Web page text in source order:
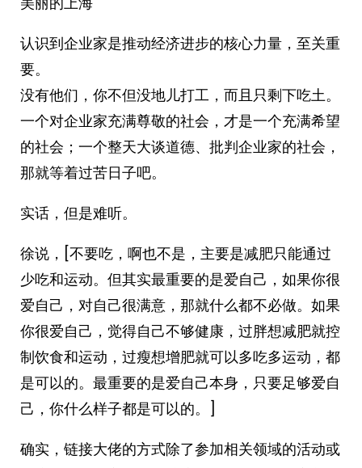
认识到企业家是推动经济进步的核心力量，至关重
要。
没有他们，你不但没地儿打工，而且只剩下吃土。
一个对企业家充满尊敬的社会，才是一个充满希望
的社会；一个整天大谈道德、批判企业家的社会，
那就等着过苦日子吧。 ​​​
实话，但是难听。
徐说，[不要吃，啊也不是，主要是减肥只能通过
少吃和运动。但其实最重要的是爱自己，如果你很
爱自己，对自己很满意，那就什么都不必做。如果
你很爱自己，觉得自己不够健康，过胖想减肥就控
制饮食和运动，过瘦想增肥就可以多吃多运动，都
是可以的。最重要的是爱自己本身，只要足够爱自
己，你什么样子都是可以的。]
确实，链接大佬的方式除了参加相关领域的活动或